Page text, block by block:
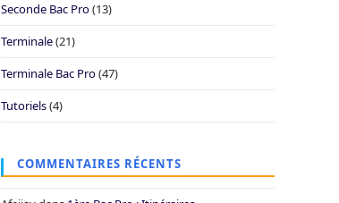
Seconde Bac Pro(13)
Terminale(21)
Terminale Bac Pro(47)
Tutoriels(4)
COMMENTAIRES RÉCENTS